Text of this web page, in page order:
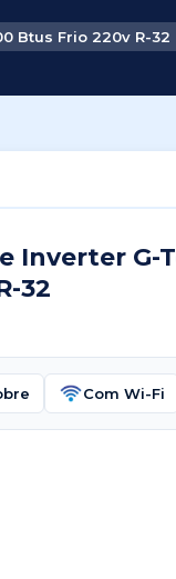
Btus Frio 220v R-32
Inverter G-
32
Com Wi-Fi